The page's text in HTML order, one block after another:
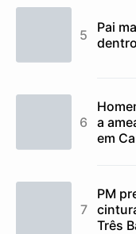
Pai
a
em
PM
Três